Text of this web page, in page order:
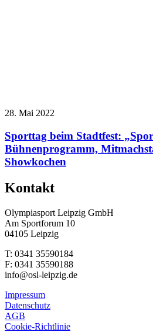
28. Mai 2022
Sporttag beim Stadtfest:
Bühnenprogramm,
Showkochen
Kontakt
Olympiasport Leipzig GmbH
Am Sportforum 10
04105 Leipzig
T: 0341 35590184
F: 0341 35590188
info@osl-leipzig.de
Impressum
Datenschutz
AGB
Cookie-Richtlinie